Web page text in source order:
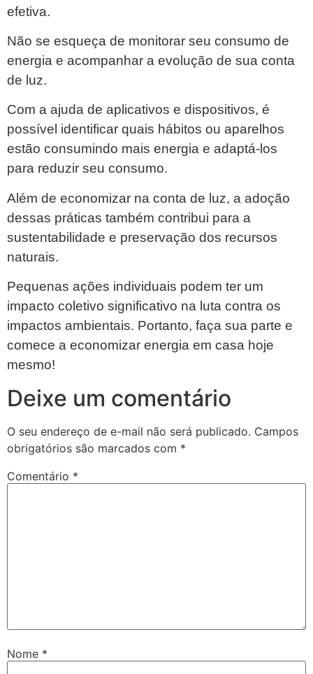
efetiva.
Não se esqueça de monitorar seu consumo de
energia e acompanhar a evolução de sua conta
de luz.
Com a ajuda de aplicativos e dispositivos, é
possível identificar quais hábitos ou aparelhos
estão consumindo mais energia e adaptá-los
para reduzir seu consumo.
Além de economizar na conta de luz, a adoção
dessas práticas também contribui para a
sustentabilidade e preservação dos recursos
naturais.
Pequenas ações individuais podem ter um
impacto coletivo significativo na luta contra os
impactos ambientais. Portanto, faça sua parte e
comece a economizar energia em casa hoje
mesmo!
Deixe um comentário
O seu endereço de e-mail não será publicado. Campos
obrigatórios são marcados com *
Comentário *
Nome *